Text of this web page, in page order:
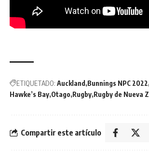
ETIQUETADO: Auckland Bunnings NPC 2022
Hawke’s Bay Otago Rugby Rugby de Nueva
Compartir este artículo